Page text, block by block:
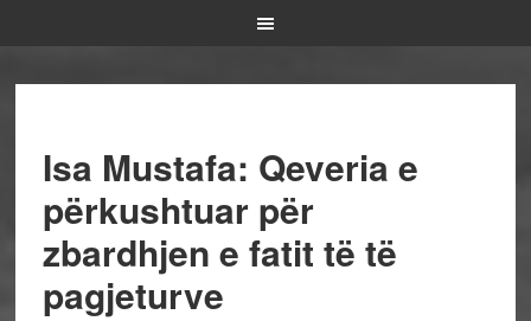
Isa Mustafa: Qeveria e
përkushtuar për
zbardhjen e fatit të të
pagjeturve